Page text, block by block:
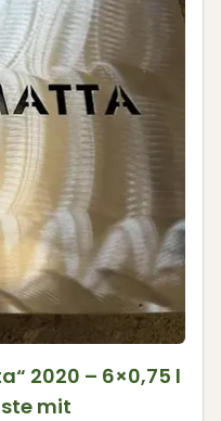
2020 – 6×0,75 l
mit